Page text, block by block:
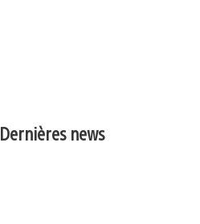
Dernières news